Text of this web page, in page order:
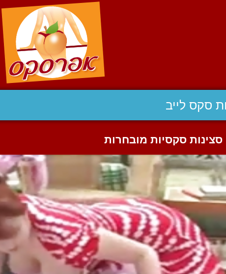
סקס לייב
סקסיות מובחרות